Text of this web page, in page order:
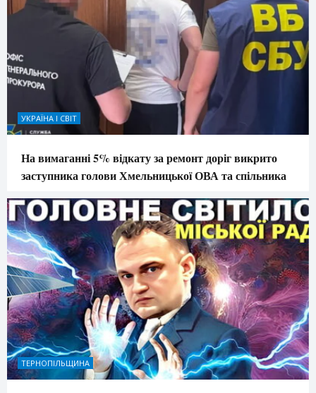
УКРАЇНА І СВІТ
На вимаганні 5% відкату за ремонт доріг викрито
заступника голови Хмельницької ОВА та спільника
ТЕРНОПІЛЬЩИНА